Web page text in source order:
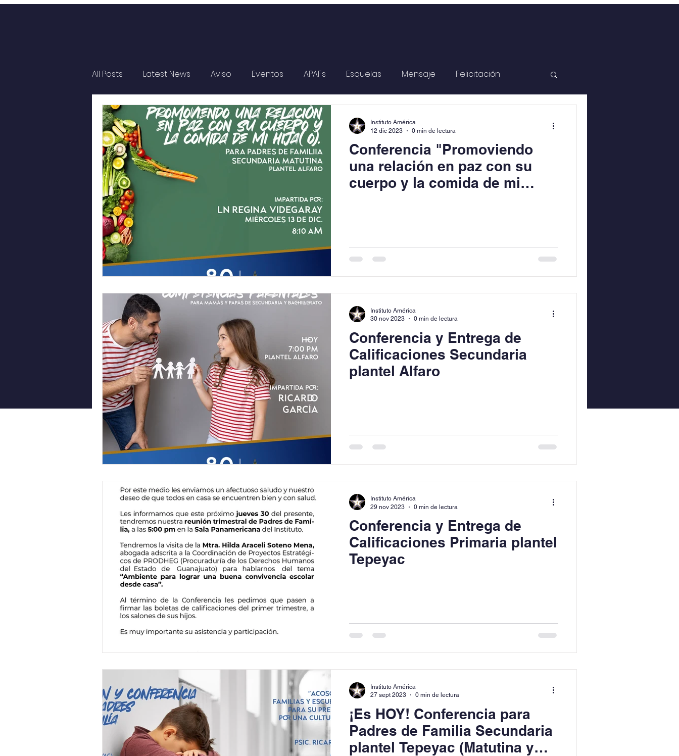
All Posts Latest News Aviso Eventos APAFs Esquelas Mensaje Felicitación
Conferencia "Promoviendo
una relación en paz con su
cuerpo y la comida de mi
Instituto América
12 dic 2023
0 min de lectura
Conferencia y Entrega de
Calificaciones Secundaria
plantel Alfaro
Instituto América
30 nov 2023
0 min de lectura
Conferencia y Entrega de
Calificaciones Primaria plantel
Tepeyac
Instituto América
29 nov 2023
0 min de lectura
¡Es HOY! Conferencia para
Padres de Familia Secundaria
plantel Tepeyac (Matutina y
Instituto América
27 sept 2023
0 min de lectura